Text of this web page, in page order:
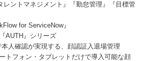
レントマネジメント』『勤怠管理』『目標管
for ServiceNow』
AUTH』シリーズ
本人確認が実現する、顔認証入退場管理
トフォン・タブレットだけで導入可能な顔